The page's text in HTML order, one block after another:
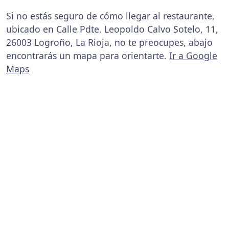
Si no estás seguro de cómo llegar al restaurante,
ubicado en Calle Pdte. Leopoldo Calvo Sotelo, 11,
26003 Logroño, La Rioja, no te preocupes, abajo
encontrarás un mapa para orientarte. Ir a Google
Maps